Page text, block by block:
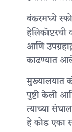
बंकरमध्ये
आणि
काढण्यात
मुख्यालयात
पुष्टी केली
त्याच्या
हे कोड एका